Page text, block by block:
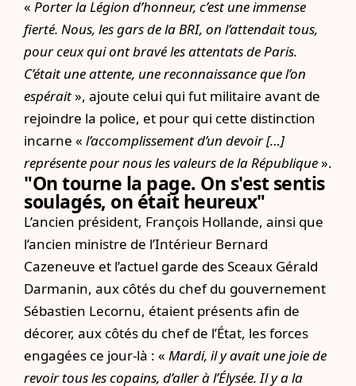
« Porter la Légion d’honneur, c’est une immense
fierté. Nous, les gars de la BRI, on l’attendait tous,
pour ceux qui ont bravé les attentats de Paris.
C’était une attente, une reconnaissance que l’on
espérait», ajoute celui qui fut militaire avant de
rejoindre la police, et pour qui cette distinction
incarne « l’accomplissement d’un devoir […]
représente pour nous les valeurs de la République».
"On tourne la page. On s'est sentis
soulagés, on était heureux"
L’ancien président, François Hollande, ainsi que
l’ancien ministre de l’Intérieur Bernard
Cazeneuve et l’actuel garde des Sceaux Gérald
Darmanin, aux côtés du chef du gouvernement
Sébastien Lecornu, étaient présents afin de
décorer, aux côtés du chef de l’État, les forces
engagées ce jour-là : « Mardi, il y avait une joie de
revoir tous les copains, d’aller à l’Élysée. Il y a la